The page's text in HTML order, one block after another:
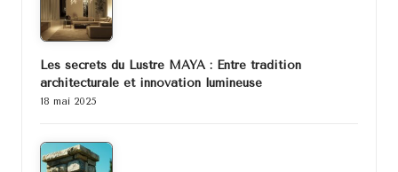
Les secrets du Lustre MAYA : Entre tradition
architecturale et innovation lumineuse
18 mai 2025